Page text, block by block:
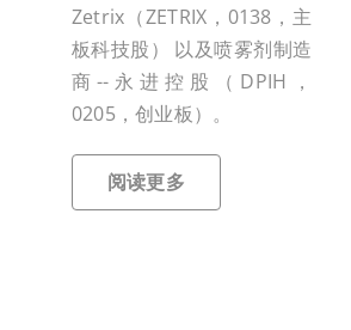
Zetrix（ZETRIX，0138，主
板科技股） 以及喷雾剂制造
商--永进控股（DPIH，
0205，创业板）。
阅读更多